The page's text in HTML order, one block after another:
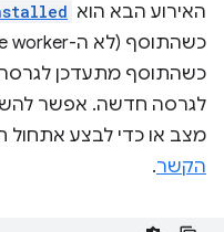
האירוע הבא הוא
לגרסה חדשה. אפשר
מצב או כדי לבצע
הקשר.